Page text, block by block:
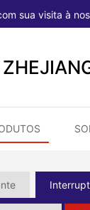
sua visita à